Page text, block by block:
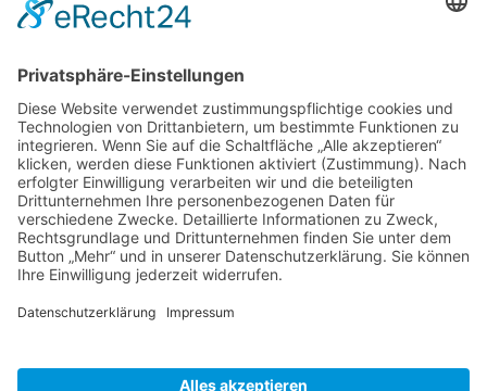
TICKETS
SOCIAL MEDIA
Besuchen Sie uns auch hier: